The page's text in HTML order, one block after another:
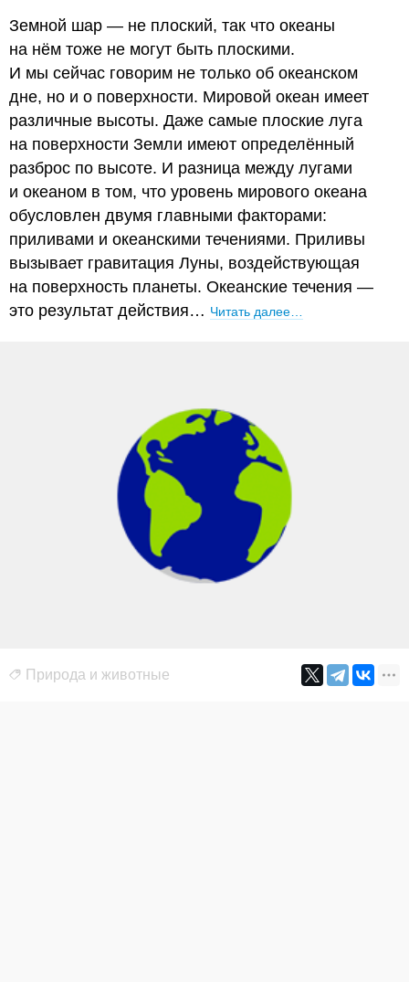
Земной шар — не плоский, так что океаны
на нём тоже не могут быть плоскими.
И мы сейчас говорим не только об океанском
дне, но и о поверхности. Мировой океан имеет
различные высоты. Даже самые плоские луга
на поверхности Земли имеют определённый
разброс по высоте. И разница между лугами
и океаном в том, что уровень мирового океана
обусловлен двумя главными факторами:
приливами и океанскими течениями. Приливы
вызывает гравитация Луны, воздействующая
на поверхность планеты. Океанские течения —
это результат действия… Читать далее…
Природа и животные